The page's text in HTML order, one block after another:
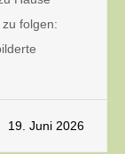
folgen:
19. Juni 2026